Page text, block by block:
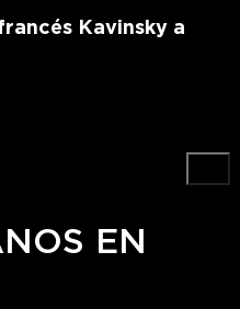
Kavinsky a
EN